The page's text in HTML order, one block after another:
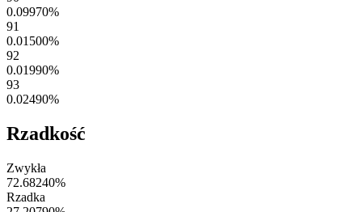
0.09970%
91
0.01500%
92
0.01990%
93
0.02490%
Rzadkość
Zwykła
72.68240%
Rzadka